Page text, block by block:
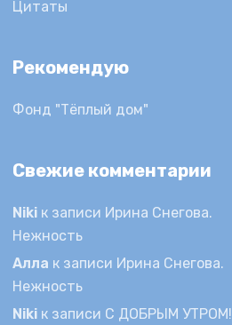
Цитаты
Рекомендую
Фонд "Тёплый дом"
Свежие комментарии
Niki к записи Ирина Снегова.
Нежность
Алла к записи Ирина Снегова.
Нежность
Niki к записи С ДОБРЫМ УТРОМ!